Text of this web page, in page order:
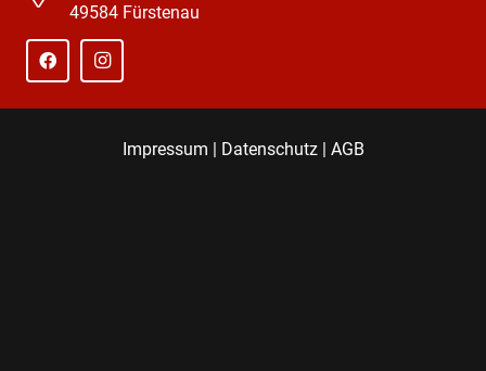
49584 Fürstenau
Impressum | Datenschutz| AGB